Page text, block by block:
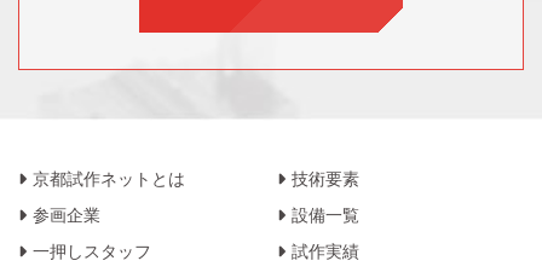
京都試作ネットとは
技術要素
参画企業
設備一覧
一押しスタッフ
試作実績